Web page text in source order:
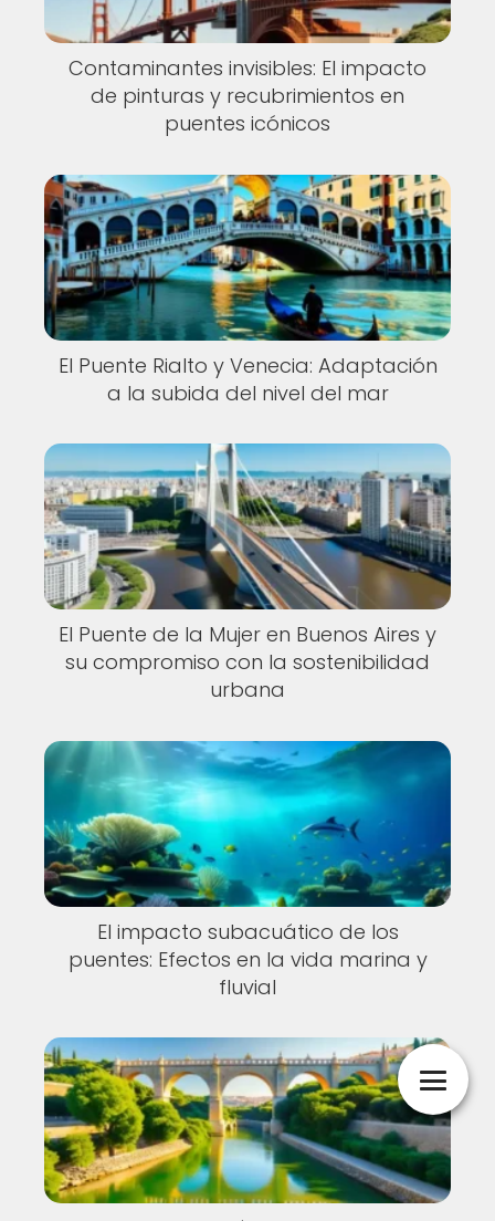
Contaminantes invisibles: El impacto
de pinturas y recubrimientos en
puentes icónicos
El Puente Rialto y Venecia: Adaptación
a la subida del nivel del mar
El Puente de la Mujer en Buenos Aires y
su compromiso con la sostenibilidad
urbana
El impacto subacuático de los
puentes: Efectos en la vida marina y
fluvial